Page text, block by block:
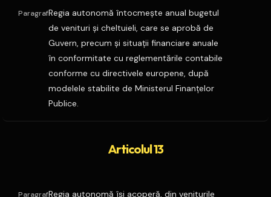
ParagrafRegia autonomă întocmeşte anual bugetul
de venituri şi cheltuieli, care se aprobă de
Guvern, precum şi situaţii financiare anuale
în conformitate cu reglementările contabile
conforme cu directivele europene, după
modelele stabilite de Ministerul Finanţelor
Publice.
Articolul 13
ParagrafRegia autonomă îşi acoperă, din veniturile